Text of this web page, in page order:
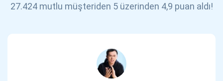
27.424 mutlu müşteriden 5 üzerinden 4,9 puan aldı!